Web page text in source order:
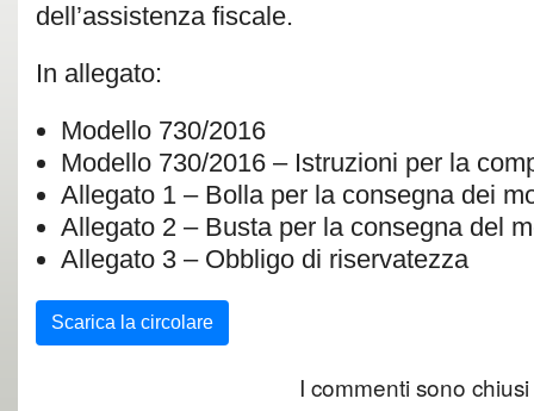
dell’assistenza fiscale.
In allegato:
Modello 730/2016
Modello 730/2016 – Istruzioni per la
Allegato 1 – Bolla per la consegna dei
Allegato 2 – Busta per la consegna del
Allegato 3 – Obbligo di riservatezza
Scarica la circolare
I commenti sono chiusi